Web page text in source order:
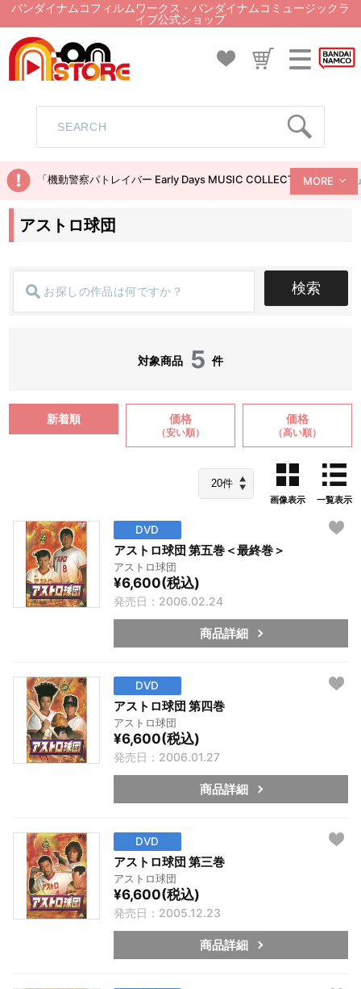
バンダイナムコフィルムワークス・バンダイナムコミュージックラ
イブ公式ショップ
「機動警察パトレイバー Early Days MUSIC COLLECTION CD
MORE
アストロ球団
検索
対象商品 5 件
新着順 価格
（安い順）
価格
（高い順）
画像表示 一覧表示
DVD
アストロ球団 第五巻＜最終巻＞
アストロ球団
¥6,600(税込)
発売日：2006.02.24
商品詳細
DVD
アストロ球団 第四巻
アストロ球団
¥6,600(税込)
発売日：2006.01.27
商品詳細
DVD
アストロ球団 第三巻
アストロ球団
¥6,600(税込)
発売日：2005.12.23
商品詳細